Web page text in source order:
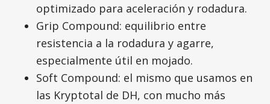
optimizado para aceleración y rodadura.
Grip Compound: equilibrio entre
resistencia a la rodadura y agarre,
especialmente útil en mojado.
Soft Compound: el mismo que usamos en
las Kryptotal de DH, con mucho más